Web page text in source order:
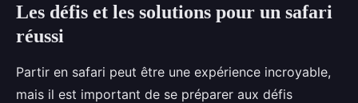
Les défis et les solutions pour un safari
réussi
Partir en safari peut être une expérience incroyable,
mais il est important de se préparer aux défis